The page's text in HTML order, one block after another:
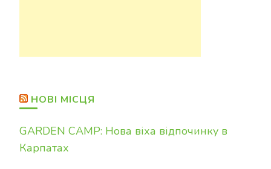
НОВІ МІСЦЯ
GARDEN CAMP: Нова віха відпочинку в
Карпатах